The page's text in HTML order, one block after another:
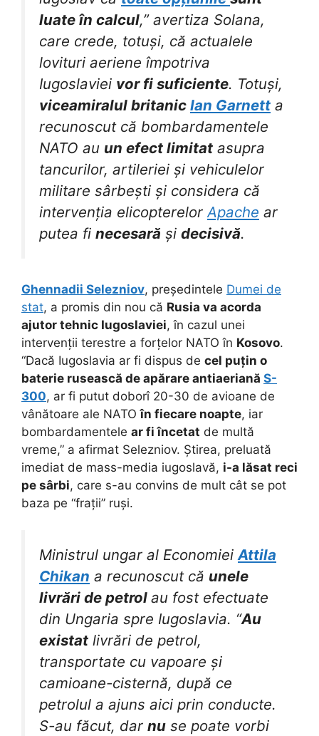
luate în calcul,” avertiza Solana,
care crede, totuși, că actualele
lovituri aeriene împotriva
Iugoslaviei vor fi suficiente. Totuși,
viceamiralul britanic Ian Garnett a
recunoscut că bombardamentele
NATO au un efect limitat asupra
tancurilor, artileriei și vehiculelor
militare sârbești și considera că
intervenția elicopterelorApache ar
putea fi necesară și decisivă.
Ghennadii Selezniov, președintele Dumei de
stat, a promis din nou că Rusia va acorda
ajutor tehnic Iugoslaviei, în cazul unei
intervenții terestre a forțelor NATO în Kosovo.
“Dacă Iugoslavia ar fi dispus de cel puțin o
baterie rusească de apărare antiaeriană S-
300, ar fi putut doborî 20-30 de avioane de
vânătoare ale NATOîn fiecare noapte, iar
bombardamentele ar fi încetat de multă
vreme,” a afirmat Selezniov. Știrea, preluată
imediat de mass-media iugoslavă, i-a lăsat reci
pe sârbi, care s-au convins de mult cât se pot
baza pe “frații” ruși.
Ministrul ungar al EconomieiAttila
Chikan a recunoscut că unele
livrări de petrol au fost efectuate
din Ungaria spre Iugoslavia. “Au
existat livrări de petrol,
transportate cu vapoare și
camioane-cisternă, după ce
petrolul a ajuns aici prin conducte.
S-au făcut, dar nu se poate vorbi